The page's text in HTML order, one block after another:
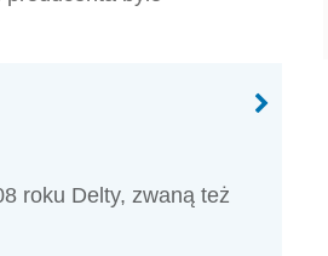
roku Delty, zwaną też